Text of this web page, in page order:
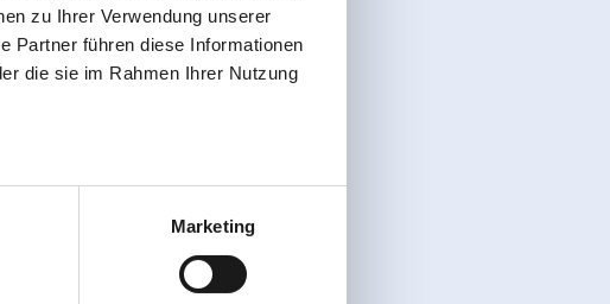
zu Ihrer Verwendung unserer
Partner führen diese Informationen
die sie im Rahmen Ihrer Nutzung
Marketing